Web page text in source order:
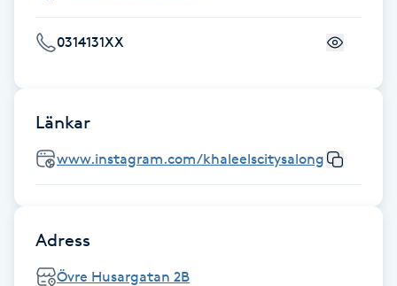
Fransborttagning
Fransförlängning
Fransförlängning Megavolym
0314131XX
Länkar
www.instagram.com/khaleelscitysalong
Adress
Övre Husargatan 2B